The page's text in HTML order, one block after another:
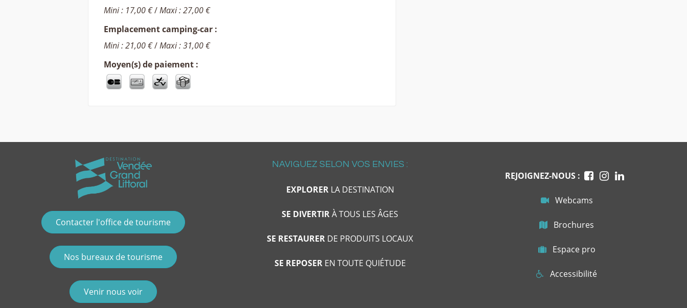
Mini : 17,00 €/Maxi : 27,00 €
Emplacement camping-car :
Mini : 21,00 €/Maxi : 31,00 €
Moyen(s) de paiement :
Contacter l'office de tourisme
Nos bureaux de tourisme
Venir nous voir
NAVIGUEZ SELON VOS ENVIES :
EXPLORERLA DESTINATION
SE DIVERTIRÀ TOUS LES ÂGES
SE RESTAURER DE PRODUITS LOCAUX
SE REPOSEREN TOUTE QUIÉTUDE
REJOIGNEZ-NOUS :
Webcams
Brochures
Espace pro
Accessibilité